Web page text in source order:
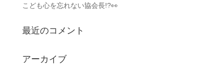
こども心を忘れない協会長!?👀
最近のコメント
アーカイブ